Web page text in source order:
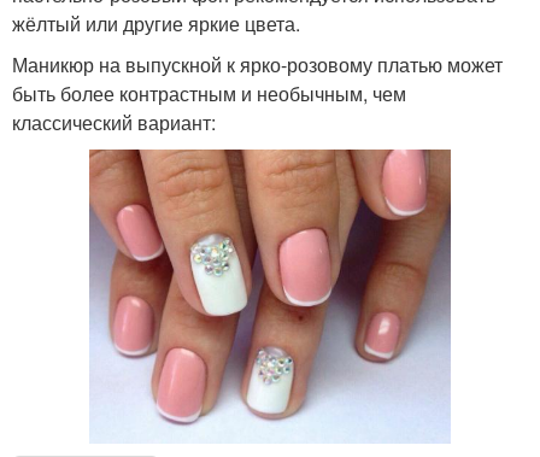
жёлтый или другие яркие цвета.
Маникюр на выпускной к ярко-розовому платью может
быть более контрастным и необычным, чем
классический вариант: